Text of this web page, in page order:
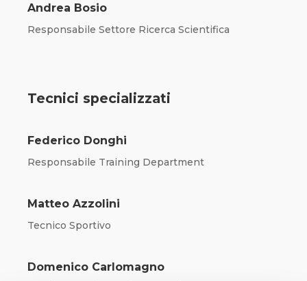
Andrea Bosio
Responsabile Settore Ricerca Scientifica
Tecnici specializzati
Federico Donghi
Responsabile Training Department
Matteo Azzolini
Tecnico Sportivo
Domenico Carlomagno